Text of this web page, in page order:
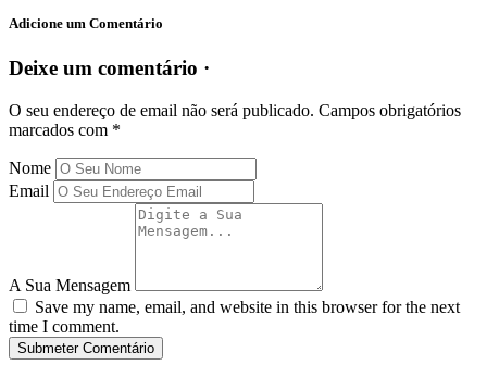
Adicione um Comentário
Deixe um comentário ·
O seu endereço de email não será publicado. Campos obrigatórios
marcados com *
Nome
Email
A Sua Mensagem
Save my name, email, and website in this browser for the next
time I comment.
Submeter Comentário